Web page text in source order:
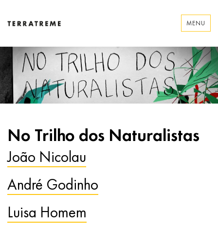
Terratreme
MENU
No Trilho dos Naturalistas
João Nicolau
André Godinho
Luisa Homem